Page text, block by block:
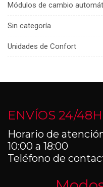
Módulos de cambio
Sin categoría
Unidades de Confort
ENVÍOS 24/48H
Horario de
10:00 a 18:00
Teléfono de